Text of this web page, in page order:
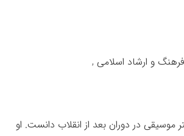
در دوران بعد از انقلاب دانست. او